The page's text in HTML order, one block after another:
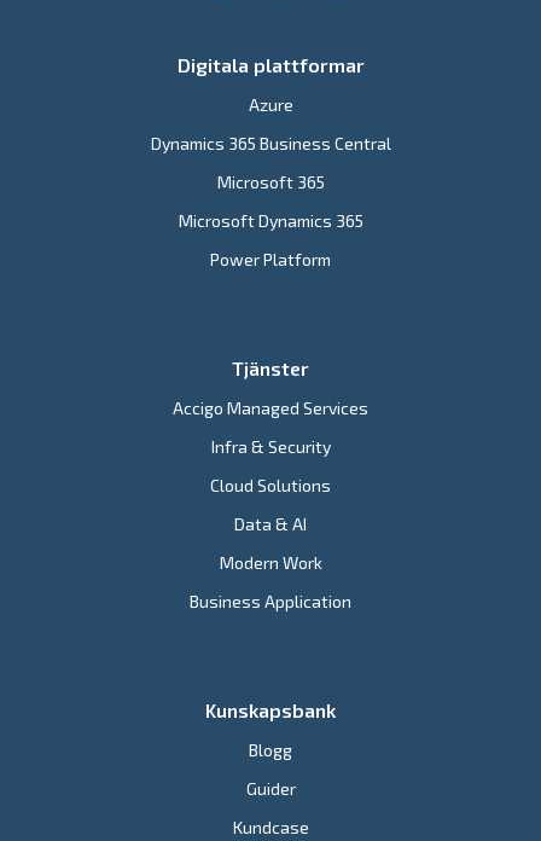
Digitala plattformar
Azure
Dynamics 365 Business Central
Microsoft 365
Microsoft Dynamics 365
Power Platform
Tjänster
Accigo Managed Services
Infra & Security
Cloud Solutions
Data & AI
Modern Work
Business Application
Kunskapsbank
Blogg
Guider
Kundcase